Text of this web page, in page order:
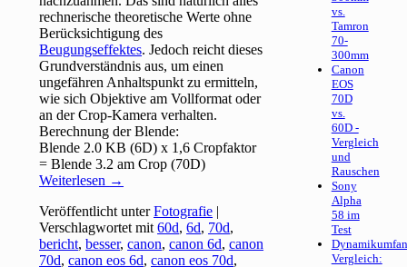
rechnerische theoretische Werte ohne
Berücksichtigung des
Beugungseffektes. Jedoch reicht dieses
Grundverständnis aus, um einen
ungefähren Anhaltspunkt zu ermitteln,
wie sich Objektive am Vollformat oder
an der Crop-Kamera verhalten.
Berechnung der Blende:
Blende 2.0 KB (6D) x 1,6 Cropfaktor
= Blende 3.2 am Crop (70D)
Weiterlesen →
Veröffentlicht unter Fotografie |
Verschlagwortet mit 60d,6d, 70d,
bericht,besser,canon,canon 6d,canon
70d,canon eos 6d,canon eos 70d,
vs.
Tamron
70-
300mm
Canon
EOS
70D
vs.
60D -
Vergleich
und
Rauschen
Sony
Alpha
58 im
Test
Vergleich: